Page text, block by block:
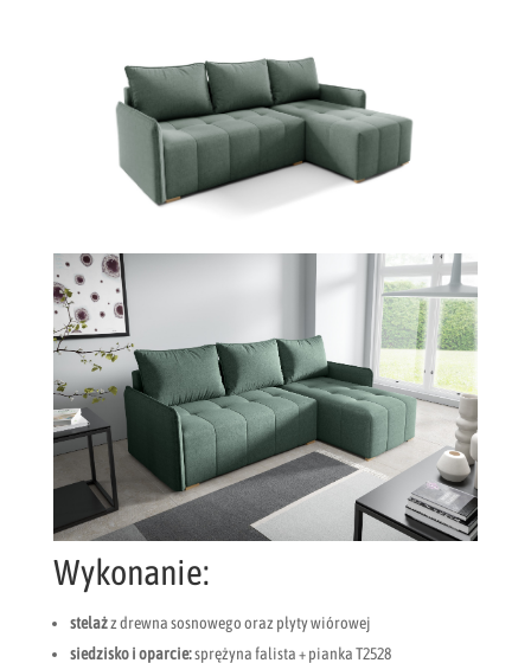
Wykonanie:
stelażz drewna sosnowego oraz płyty wiórowej
siedzisko i oparcie:sprężyna falista + pianka T2528